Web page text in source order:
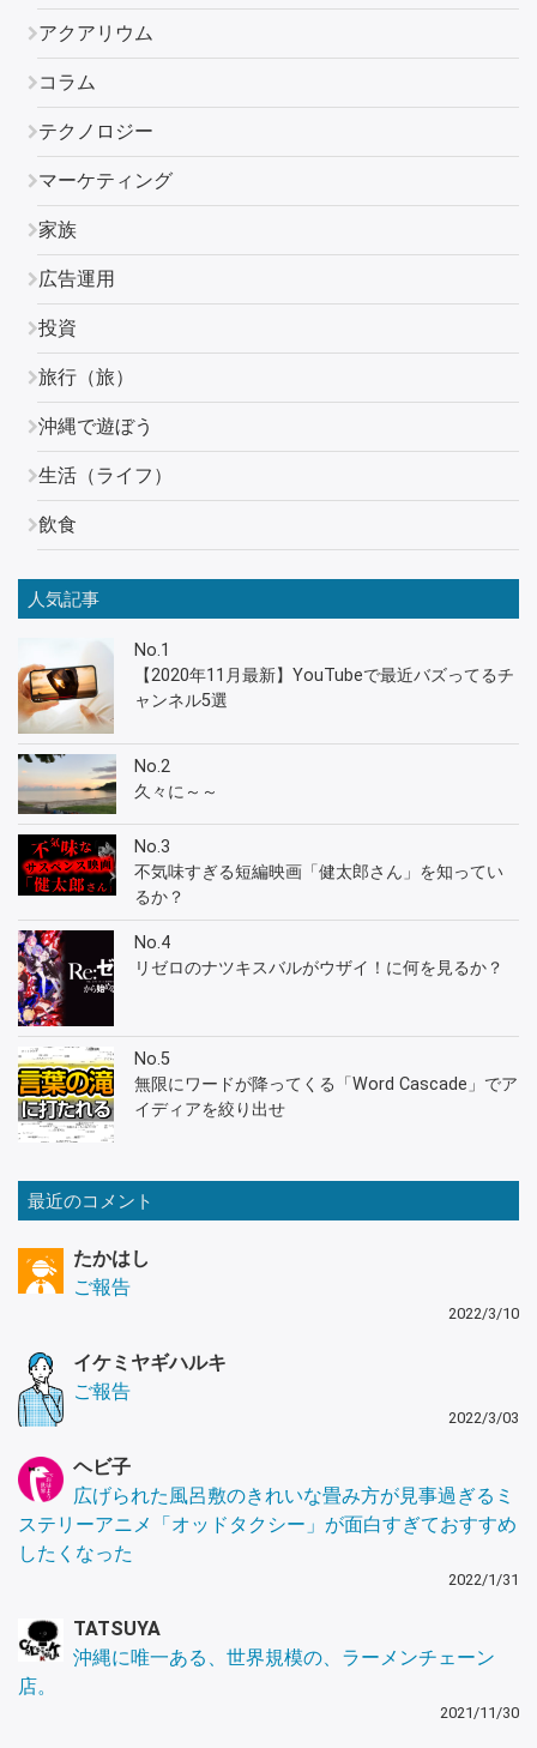
アクアリウム
コラム
テクノロジー
マーケティング
家族
広告運用
投資
旅行（旅）
沖縄で遊ぼう
生活（ライフ）
飲食
人気記事
No.1
【2020年11月最新】YouTubeで最近バズってるチ
ャンネル5選
No.2
久々に～～
No.3
不気味すぎる短編映画「健太郎さん」を知ってい
るか？
No.4
リゼロのナツキスバルがウザイ！に何を見るか？
No.5
無限にワードが降ってくる「Word Cascade」でア
イディアを絞り出せ
最近のコメント
たかはし
ご報告
2022/3/10
イケミヤギハルキ
ご報告
2022/3/03
ヘビ子
広げられた風呂敷のきれいな畳み方が見事過ぎるミ
ステリーアニメ「オッドタクシー」が面白すぎておすすめ
したくなった
2022/1/31
TATSUYA
沖縄に唯一ある、世界規模の、ラーメンチェーン
店。
2021/11/30